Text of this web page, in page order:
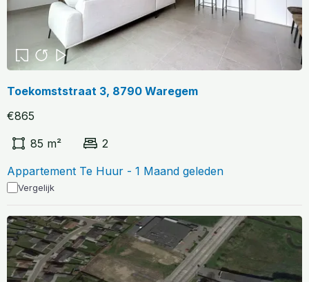
Toekomststraat 3, 8790 Waregem
€865
85 m²
2
Appartement Te Huur - 1 Maand geleden
Vergelijk